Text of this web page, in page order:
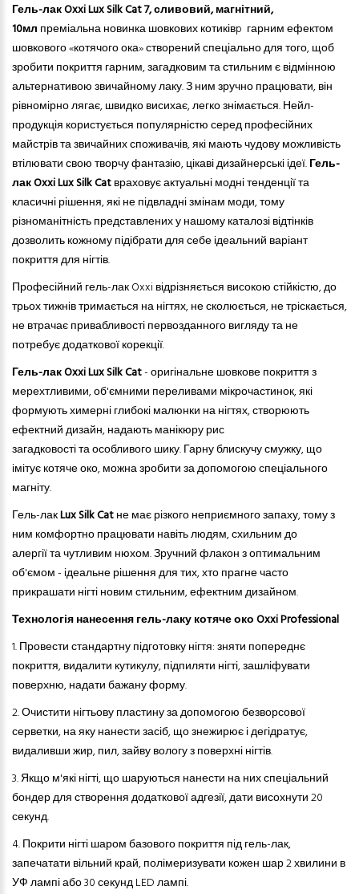
Гель-лак Oxxi Lux Silk Cat 7, сливовий, магнітний,
10мл преміальна новинка шовкових котиківp гарним ефектом
шовкового «котячого ока» створений спеціально для того, щоб
зробити покриття гарним, загадковим та стильним є відмінною
альтернативою звичайному лаку. З ним зручно працювати, він
рівномірно лягає, швидко висихає, легко знімається. Нейл-
продукція користується популярністю серед професійних
майстрівтазвичайних споживачів, які мають чудову можливість
втілювати свою творчу фантазію, цікаві дизайнерські ідеї.Гель-
лак OxxiLux Silk Catвраховує актуальні модні тенденції та
класичні рішення, які не підвладні змінам моди, тому
різноманітність представлених у нашому каталозі відтінків
дозволить кожному підібрати для себе ідеальний варіант
покриття для нігтів.
Професійний гель-лак Oxxi відрізняється високою стійкістю, до
трьох тижнів тримається на нігтях, не сколюється, не тріскається,
не втрачає привабливості первозданного вигляду та не
потребує додаткової корекції.
Гель-лак OxxiLux Silk Cat- оригінальне шовкове покриття з
мерехтливими, об'ємними переливами мікрочастинок, які
формують химерні глибокі малюнки на нігтях, створюють
ефектний дизайн, надають манікюру рис
загадковостітаособливого шику. Гарну блискучу смужку, що
імітує котяче око, можна зробити за допомогою спеціального
магніту.
Гель-лакLux Silk Catне має різкого неприємного запаху, тому з
ним комфортно працювати навіть людям, схильним до
алергіїтачутливим нюхом. Зручний флакон з оптимальним
об'ємом - ідеальне рішення для тих, хто прагне часто
прикрашати нігті новим стильним, ефектним дизайном.
Технологія нанесення гель-лаку котяче око Oxxi Professional
1. Провести стандартну підготовку нігтя: зняти попереднє
покриття, видалити кутикулу, підпиляти нігті, зашліфувати
поверхню, надати бажану форму.
2.Очистити нігтьову пластину за допомогою безворсової
серветки, на яку нанести засіб, що знежирює і дегідратує,
видаливши жир, пил, зайву вологу з поверхні нігтів.
3.Якщо м'які нігті, що шаруються нанести на них спеціальний
бондер для створення додаткової адгезії, дати висохнути 20
секунд.
4.Покрити нігті шаром базового покриття під гель-лак,
запечатати вільний край, полімеризувати кожен шар 2 хвилини в
УФ лампі або 30 секунд LED лампі.